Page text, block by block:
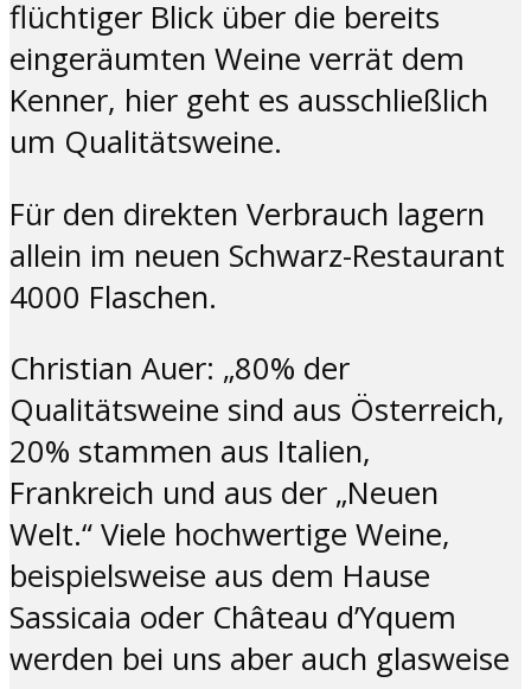
flüchtiger Blick über die bereits
eingeräumten Weine verrät dem
Kenner, hier geht es ausschließlich
um Qualitätsweine.
Für den direkten Verbrauch lagern
allein im neuen Schwarz-Restaurant
4000 Flaschen.
Christian Auer: „80% der
Qualitätsweine sind aus Österreich,
20% stammen aus Italien,
Frankreich und aus der „Neuen
Welt.“ Viele hochwertige Weine,
beispielsweise aus dem Hause
Sassicaia oder Château d’Yquem
werden bei uns aber auch glasweise